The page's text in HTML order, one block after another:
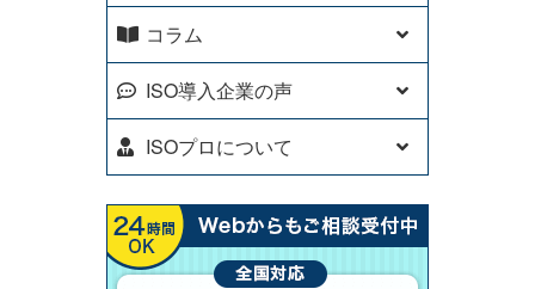
コラム
ISO導入企業の声
ISOプロについて